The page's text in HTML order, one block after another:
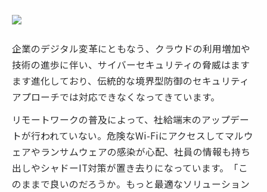
企業のデジタル変革にともなう、クラウドの利用増加や
技術の進歩に伴い、サイバーセキュリティの脅威はます
ます進化しており、伝統的な境界型防御のセキュリティ
アプローチでは対応できなくなってきています。
リモートワークの普及によって、社給端末のアップデー
トが行われていない。危険なWi-Fiにアクセスしてマルウ
ェアやランサムウェアの感染が心配、社員の情報も持ち
出しやシャドーIT対策が置き去りになっています。「こ
のままで良いのだろうか。もっと最適なソリューション